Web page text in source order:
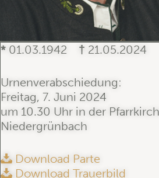
* 01.03.1942 † 21.05.2024
Urnenverabschiedung:
Freitag, 7. Juni 2024
um 10.30 Uhr in der
Niedergrünbach
Download Parte
Download Trauerbild